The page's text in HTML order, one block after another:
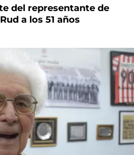
del representante de
a los 51 años